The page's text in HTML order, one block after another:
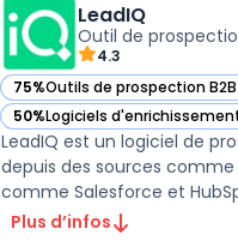
LeadIQ
Outil de
4.3
75%Outils de prospection
— voir LeadIQ dans cette
50%Logiciels
— voir LeadIQ dans cette
LeadIQ est un logiciel de
depuis des sources comme
Plus d’infos